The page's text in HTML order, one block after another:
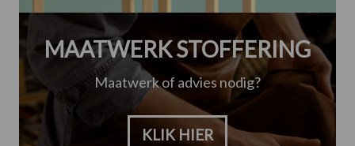
MAATWERK STOFFERING
Maatwerk of advies nodig?
KLIK HIER